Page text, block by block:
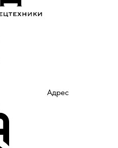
Адрес